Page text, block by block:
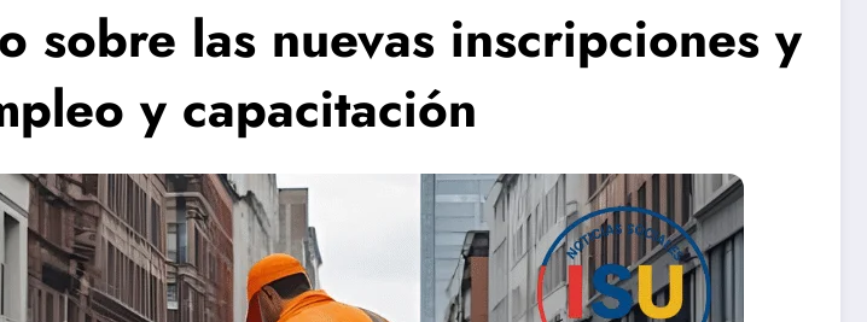
las nuevas inscripciones y
y capacitación